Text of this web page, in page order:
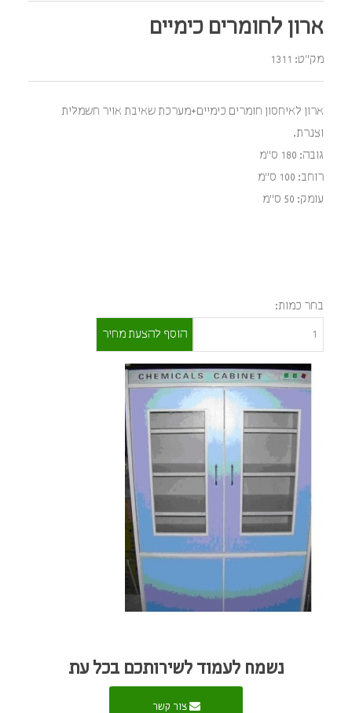
ארון לחומרים כימיים
מק"ט: 1311
ארון לאיחסון חומרים כימיים+מערכת שאיבת אויר חשמלית
וצנרת.
גובה: 180 ס"מ
רוחב: 100 ס"מ
עומק: 50 ס"מ
בחר כמות:
נשמח לעמוד לשירותכם בכל עת
צור קשר